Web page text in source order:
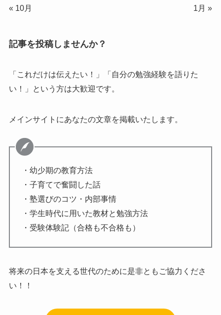
« 10月 1月 »
記事を投稿しませんか？
「これだけは伝えたい！」「自分の勉強経験を語りた
い！」という方は大歓迎です。
メインサイトにあなたの文章を掲載いたします。
・幼少期の教育方法
・子育てで奮闘した話
・塾選びのコツ・内部事情
・学生時代に用いた教材と勉強方法
・受験体験記（合格も不合格も）
将来の日本を支える世代のために是非ともご協力くださ
い！！